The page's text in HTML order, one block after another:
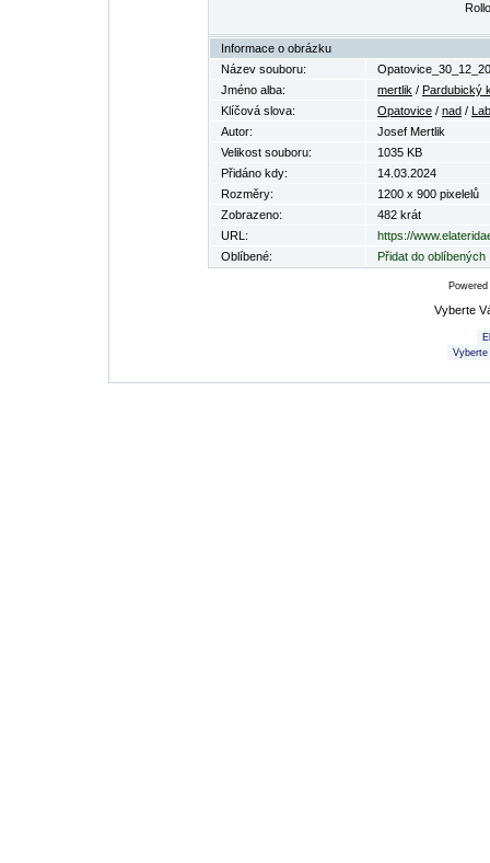
Informace o obrázku
Název souboru:
Jméno alba:
mertlik / Pardubický
Klíčová slova:
Opatovice / nad /
Autor:
Josef Mertlik
Velikost souboru:
1035 KB
Přidáno kdy:
14.03.2024
Rozměry:
1200 x 900 pixelelů
Zobrazeno:
482 krát
URL:
https://
Oblíbené:
Přidat do oblíbených
Vyberte